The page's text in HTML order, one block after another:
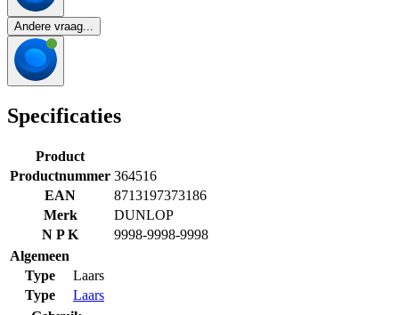
Andere vraag...
Specificaties
Product
Productnummer 364516
EAN
8713197373186
Merk
DUNLOP
N P K
9998-9998-9998
Algemeen
Type
Laars
Type
Laars